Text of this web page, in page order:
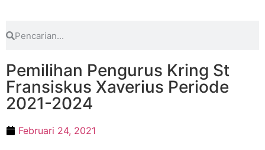
Pemilihan Pengurus Kring St
Fransiskus Xaverius Periode
2021-2024
Februari 24, 2021